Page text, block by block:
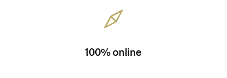
100% online